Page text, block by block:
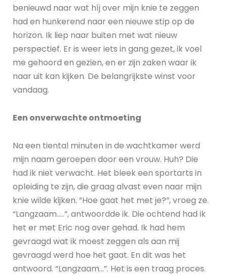
benieuwd naar wat híj over mijn knie te zeggen
had en hunkerend naar een nieuwe stip op de
horizon. Ik liep naar buiten met wat nieuw
perspectief. Er is weer iets in gang gezet, ik voel
me gehoord en gezien, en er zijn zaken waar ik
naar uit kan kijken. De belangrijkste winst voor
vandaag.
Een onverwachte ontmoeting
Na een tiental minuten in de wachtkamer werd
mijn naam geroepen door een vrouw. Huh? Die
had ik niet verwacht. Het bleek een sportarts in
opleiding te zijn, die graag alvast even naar mijn
knie wilde kijken. “Hoe gaat het met je?”, vroeg ze.
“Langzaam…..”, antwoordde ik. Die ochtend had ik
het er met Eric nog over gehad. Ik had hem
gevraagd wat ik moest zeggen als aan mij
gevraagd werd hoe het gaat. En dit was het
antwoord. “Langzaam…”. Het is een traag proces.